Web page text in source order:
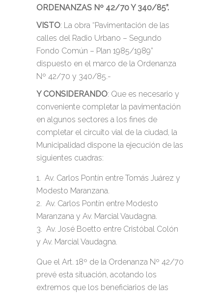
ORDENANZAS Nº 42/70 Y 340/85”.
VISTO: La obra “Pavimentación de las
calles del Radio Urbano – Segundo
Fondo Común – Plan 1985/1989”
dispuesto en el marco de la Ordenanza
Nº 42/70 y 340/85.-
Y CONSIDERANDO: Que es necesario y
conveniente completar la pavimentación
en algunos sectores a los fines de
completar el circuito vial de la ciudad, la
Municipalidad dispone la ejecución de las
siguientes cuadras:
Av. Carlos Pontín entre Tomás Juárez y
Modesto Maranzana.
Av. Carlos Pontín entre Modesto
Maranzana y Av. Marcial Vaudagna.
Av. José Boetto entre Cristóbal Colón
y Av. Marcial Vaudagna.
Que el Art. 18º de la Ordenanza Nº 42/70
prevé esta situación, acotando los
extremos que los beneficiarios de las